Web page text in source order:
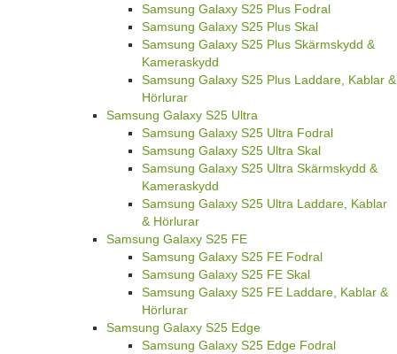
Samsung Galaxy S25 Plus Fodral
Samsung Galaxy S25 Plus Skal
Samsung Galaxy S25 Plus Skärmskydd &
Kameraskydd
Samsung Galaxy S25 Plus Laddare, Kablar &
Hörlurar
Samsung Galaxy S25 Ultra
Samsung Galaxy S25 Ultra Fodral
Samsung Galaxy S25 Ultra Skal
Samsung Galaxy S25 Ultra Skärmskydd &
Kameraskydd
Samsung Galaxy S25 Ultra Laddare, Kablar
& Hörlurar
Samsung Galaxy S25 FE
Samsung Galaxy S25 FE Fodral
Samsung Galaxy S25 FE Skal
Samsung Galaxy S25 FE Laddare, Kablar &
Hörlurar
Samsung Galaxy S25 Edge
Samsung Galaxy S25 Edge Fodral